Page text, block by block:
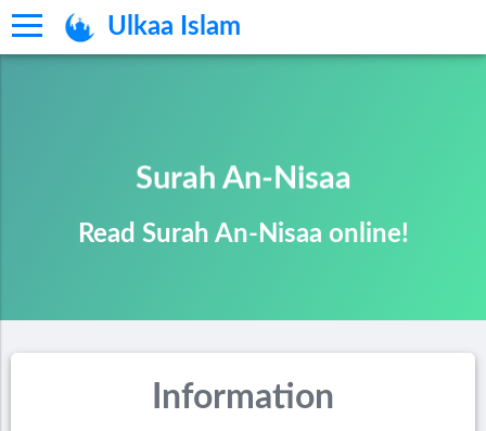
Ulkaa Islam
Surah An-Nisaa
Read Surah An-Nisaa online!
Information